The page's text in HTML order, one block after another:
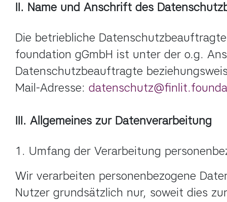
II. Name und Anschrift des
Die betriebliche
foundation gGmbH ist unter der o.g.
Datenschutzbeauftragte
Mail-Adresse:
III. Allgemeines zur Datenverarbeitung
1. Umfang der Verarbeitung
Wir verarbeiten personenbezogene
Nutzer grundsätzlich nur, soweit dies